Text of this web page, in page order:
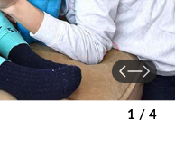
1 / 4